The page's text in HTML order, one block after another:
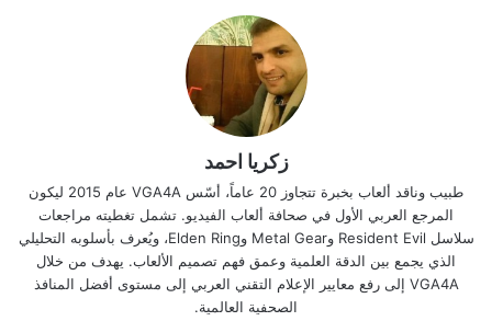
زكريا احمد
طبيب وناقد ألعاب بخبرة تتجاوز 20 عاماً، أسّس VGA4A عام 2015 ليكون
المرجع العربي الأول في صحافة ألعاب الفيديو. تشمل تغطيته مراجعات
سلاسل Resident Evil وMetal Gear وElden Ring، ويُعرف بأسلوبه التحليلي
الذي يجمع بين الدقة العلمية وعمق فهم تصميم الألعاب. يهدف من خلال
VGA4A إلى رفع معايير الإعلام التقني العربي إلى مستوى أفضل المنافذ
الصحفية العالمية.